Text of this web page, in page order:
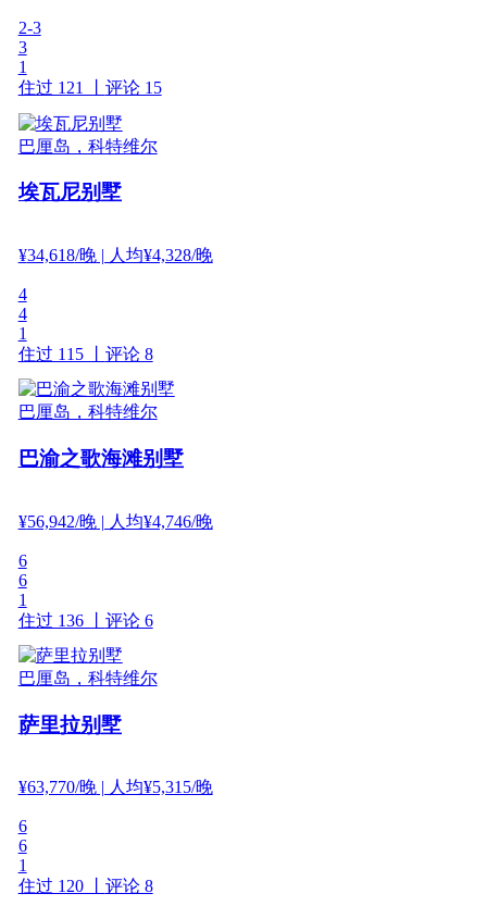
2-3
3
1
住过 121 丨 评论 15
巴厘岛，科特维尔
埃瓦尼别墅
¥34,618/晚| 人均¥4,328/晚
4
4
1
住过 115 丨 评论 8
巴厘岛，科特维尔
巴渝之歌海滩别墅
¥56,942/晚| 人均¥4,746/晚
6
6
1
住过 136 丨 评论 6
巴厘岛，科特维尔
萨里拉别墅
¥63,770/晚| 人均¥5,315/晚
6
6
1
住过 120 丨 评论 8